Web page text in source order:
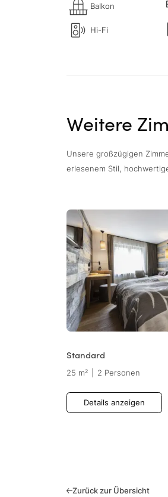
Balkon
Hi-Fi
Weitere
Unsere großzügigen
erlesenem Stil,
Standard
25 m² 2 Personen
Details anzeigen
Zurück zur Übersicht